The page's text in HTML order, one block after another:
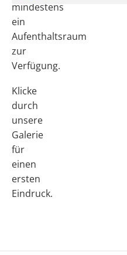
mindestens
ein
Aufenthaltsraum
zur
Verfügung.
Klicke
durch
unsere
Galerie
für
einen
ersten
Eindruck.